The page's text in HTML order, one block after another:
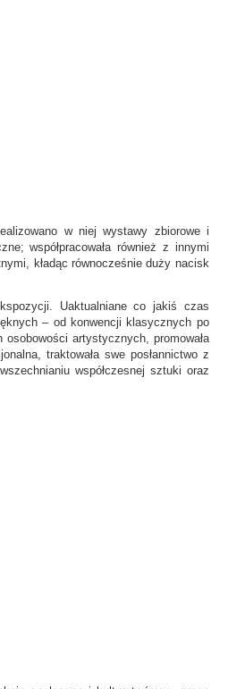
w niej wystawy zbiorowe i
współpracowała również z innymi
kładąc równocześnie duży nacisk
Uaktualniane co jakiś czas
– od konwencji klasycznych po
artystycznych, promowała
traktowała swe posłannictwo z
współczesnej sztuki oraz